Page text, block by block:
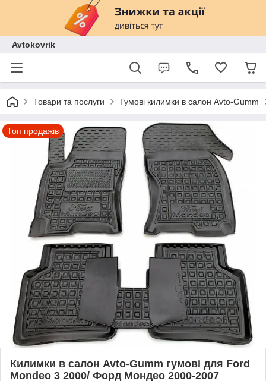
Avtokovrik
Товари та послуги Гумові килимки в салон Avto-Gumm
Топ продажів
Килимки в салон Avto-Gumm гумові для Ford
Mondeo 3 2000/ Форд Мондео 2000-2007